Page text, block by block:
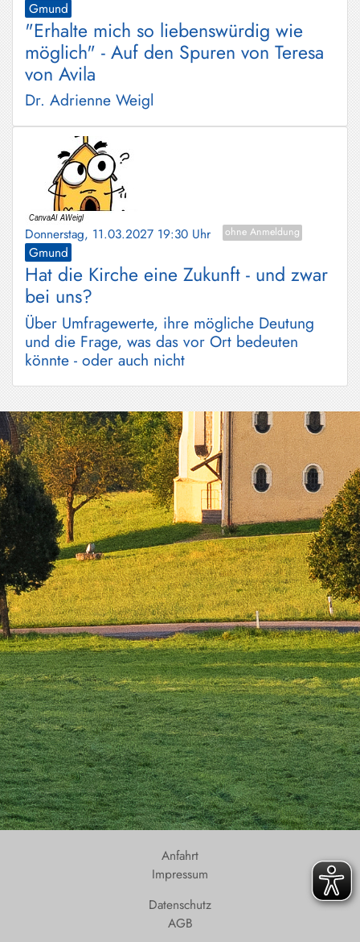
Gmund
"Erhalte mich so liebenswürdig wie
möglich" - Auf den Spuren von Teresa
von Avila
Dr. Adrienne Weigl
Donnerstag, 11.03.2027 19:30 Uhr ohne Anmeldung
Gmund
Hat die Kirche eine Zukunft - und zwar
bei uns?
Über Umfragewerte, ihre mögliche Deutung
und die Frage, was das vor Ort bedeuten
könnte - oder auch nicht
Anfahrt
Impressum
Datenschutz
AGB